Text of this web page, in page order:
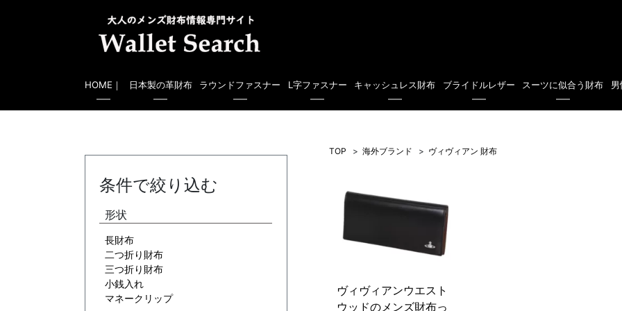
HOME｜ 日本製の革財布 ラウンドファスナー L字ファスナー キャッシュレス財布 ブライドルレザー スーツに似合う財布
TOP 海外ブランド ヴィヴィアン 財布
ヴィヴィアンウエスト
ウッドのメンズ財布っ
条件で絞り込む
形状
長財布
二つ折り財布
三つ折り財布
小銭入れ
マネークリップ